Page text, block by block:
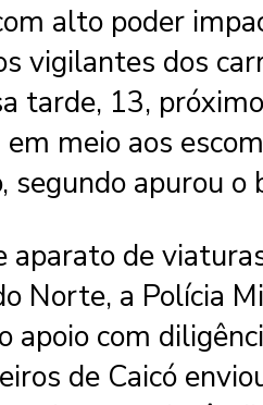
alto poder
vigilantes dos
tarde, 13,
meio aos
segundo apurou o
aparato de
Norte, a Polícia
apoio com
de Caicó